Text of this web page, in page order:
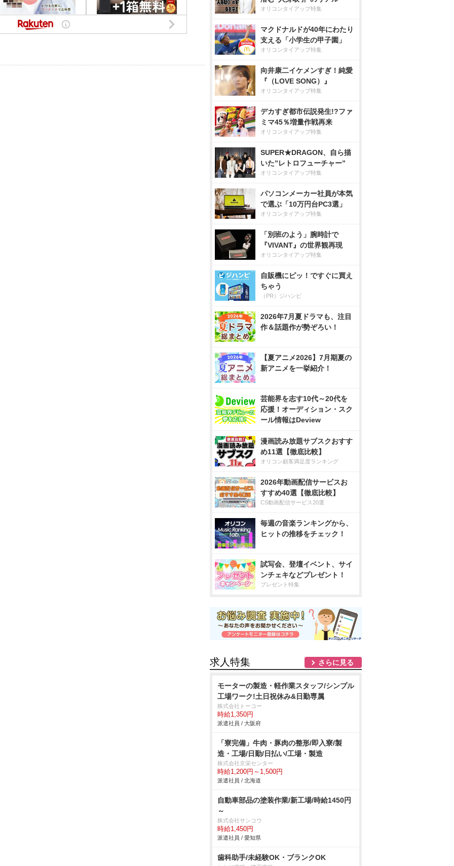
オリコンタイアップ特集
マクドナルドが40年にわたり
支える「小学生の甲子園」
オリコンタイアップ特集
向井康二イケメンすぎ！純愛
『（LOVE SONG）』
オリコンタイアップ特集
デカすぎ都市伝説発生!?ファ
ミマ45％増量作戦再来
オリコンタイアップ特集
SUPER★DRAGON、自ら描
いた”レトロフューチャー”
オリコンタイアップ特集
パソコンメーカー社員が本気
で選ぶ「10万円台PC3選」
オリコンタイアップ特集
「別班のよう」腕時計で
『VIVANT』の世界観再現
オリコンタイアップ特集
自販機にピッ！ですぐに買え
ちゃう
（PR）ジハンピ
2026年7月夏ドラマも、注目
作＆話題作が勢ぞろい！
【夏アニメ2026】7月期夏の
新アニメを一挙紹介！
芸能界を志す10代～20代を
応援！オーディション・スク
ール情報はDeview
漫画読み放題サブスクおすす
め11選【徹底比較】
オリコン顧客満足度ランキング
2026年動画配信サービスお
すすめ40選【徹底比較】
CS動画配信サービス20選
毎週の音楽ランキングから、
ヒットの推移をチェック！
試写会、登壇イベント、サイ
ンチェキなどプレゼント！
プレゼント特集
求人特集 さらに見る
モーターの製造・軽作業スタッフ/シンプル
工場ワーク!土日祝休み&日勤専属
株式会社トーコー
時給1,350円
派遣社員 / 大阪府
「寮完備」牛肉・豚肉の整形/即入寮/製
造・工場/日勤/日払い/工場・製造
株式会社京栄センター
時給1,200円～1,500円
派遣社員 / 北海道
自動車部品の塗装作業/新工場/時給1450円
～
株式会社サンコウ
時給1,450円
派遣社員 / 愛知県
歯科助手/未経験OK・ブランクOK